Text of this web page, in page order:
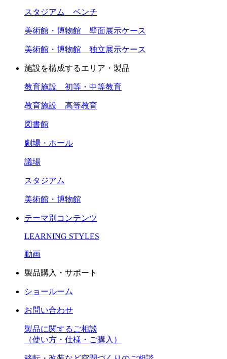
スタジアム ベンチ
美術館・博物館 壁面展示ケース
美術館・博物館 独立展示ケース
施設を構成するエリア・製品
教育施設 初等・中等教育
教育施設 高等教育
図書館
劇場・ホール
議場
スタジアム
美術館・博物館
テーマ別コンテンツ
LEARNING STYLES
動画
製品購入・サポート
ショールーム
お問い合わせ
製品に関するご相談
（使い方・仕様・ご購入）